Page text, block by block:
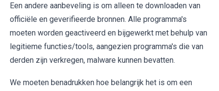
Een andere aanbeveling is om alleen te downloaden van
officiële en geverifieerde bronnen. Alle programma's
moeten worden geactiveerd en bijgewerkt met behulp van
legitieme functies/tools, aangezien programma's die van
derden zijn verkregen, malware kunnen bevatten.
We moeten benadrukken hoe belangrijk het is om een